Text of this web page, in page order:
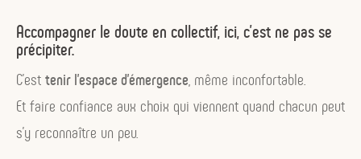
Accompagner le doute en collectif, ici, c’est ne pas se
précipiter.
C’est tenir l’espace d’émergence, même inconfortable.
Et faire confiance aux choix qui viennent quand chacun peut
s’y reconnaître un peu.